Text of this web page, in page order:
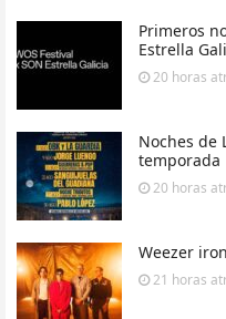
Primeros
Estrella
20 horas
Noches de
temporada
20 horas
Weezer
21 horas